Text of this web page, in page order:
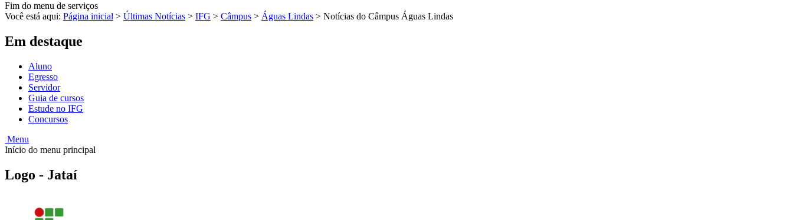
Fim do menu de serviços
Você está aqui: Página inicial > Últimas Notícias > IFG > Câmpus > Águas Lindas > Notícias do Câmpus Águas Lindas
Em destaque
Aluno
Egresso
Servidor
Guia de cursos
Estude no IFG
Concursos
Menu
Início do menu principal
Logo - Jataí